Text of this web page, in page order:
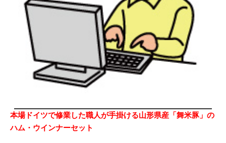
本場ドイツで修業した職人が手掛ける山形県産「舞米豚」の
ハム・ウインナーセット